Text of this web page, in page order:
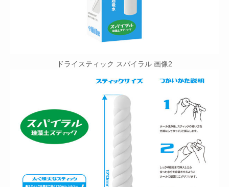
ドライスティック スパイラル 画像2